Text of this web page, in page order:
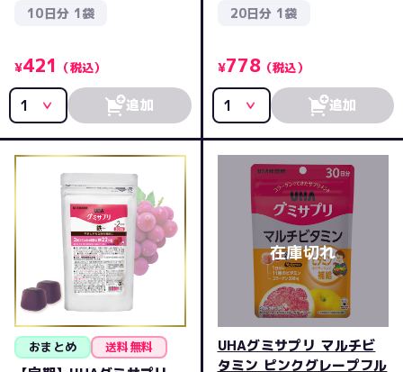
10日分 1袋
¥421 （税込）
追加
20日分 1袋
¥778（税込）
追加
おまとめ 送料無料
UHAグミサプリ マルチビ
タミン ピンクグレープフル